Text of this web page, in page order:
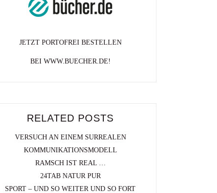
JETZT PORTOFREI BESTELLEN
BEI WWW.BUECHER.DE!
RELATED POSTS
VERSUCH AN EINEM SURREALEN
KOMMUNIKATIONSMODELL
RAMSCH IST REAL …
24TAB NATUR PUR
SPORT – UND SO WEITER UND SO FORT